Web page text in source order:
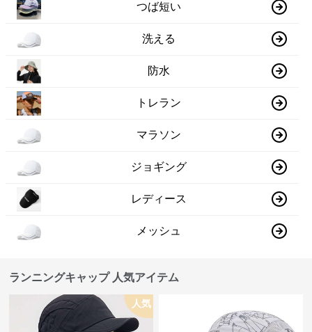
つば短い
洗える
防水
トレラン
マラソン
ジョギング
レディース
メッシュ
ランニングキャップ 人気アイテム
人気